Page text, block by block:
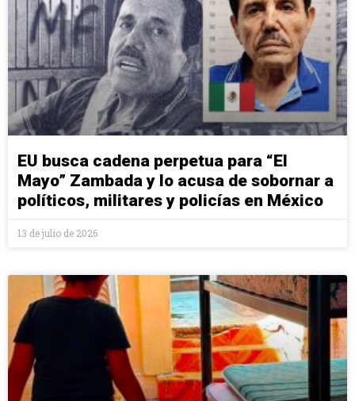
EU busca cadena perpetua para “El
Mayo” Zambada y lo acusa de sobornar a
políticos, militares y policías en México
13 de julio de 2026